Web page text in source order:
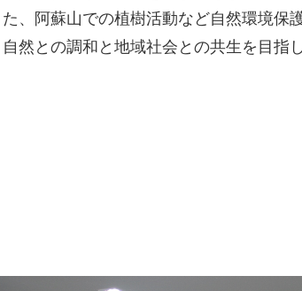
、阿蘇山での植樹活動など自然環境保
然との調和と地域社会との共生を目指